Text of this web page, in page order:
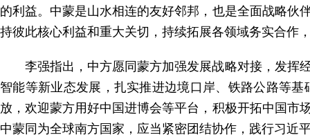
的利益。中蒙是山水相连的友好邻邦，也是全面战略
持彼此核心利益和重大关切，持续拓展各领域务实合作
李强指出，中方愿同蒙方加强发展战略对接，发挥
智能等新业态发展，扎实推进边境口岸、铁路公路等
放，欢迎蒙方用好中国进博会等平台，积极开拓中国
中蒙同为全球南方国家，应当紧密团结协作，践行习近